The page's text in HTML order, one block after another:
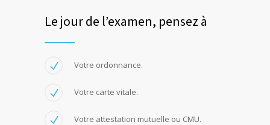
Le jour de l’examen, pensez à
Votre ordonnance.
Votre carte vitale.
Votre attestation mutuelle ou CMU.